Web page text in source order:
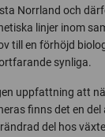
Norrland och
linjer inom
till en förhöjd
synliga.
uppfattning att
finns det en
del hos